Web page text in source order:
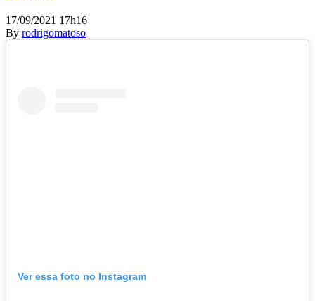
17/09/2021 17h16
By rodrigomatoso
Ver essa foto no Instagram